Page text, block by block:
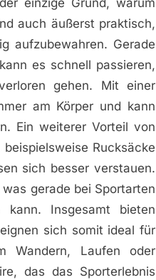
einzige Grund, warum
auch äußerst praktisch,
aufzubewahren. Gerade
es schnell passieren,
gehen. Mit einer
am Körper und kann
Ein weiterer Vorteil von
Rucksäcke
sich besser verstauen.
gerade bei Sportarten
Insgesamt bieten
sich somit ideal für
Wandern, Laufen oder
das das Sporterlebnis